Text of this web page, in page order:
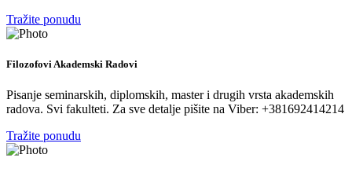
Tražite ponudu
Filozofovi Akademski Radovi
Pisanje seminarskih, diplomskih, master i drugih vrsta akademskih
radova. Svi fakulteti. Za sve detalje pišite na Viber: +381692414214
Tražite ponudu